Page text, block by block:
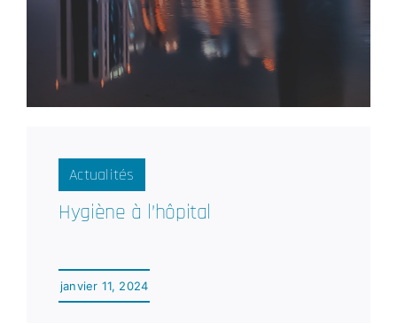
Actualités
Hygiène à l’hôpital
janvier 11, 2024